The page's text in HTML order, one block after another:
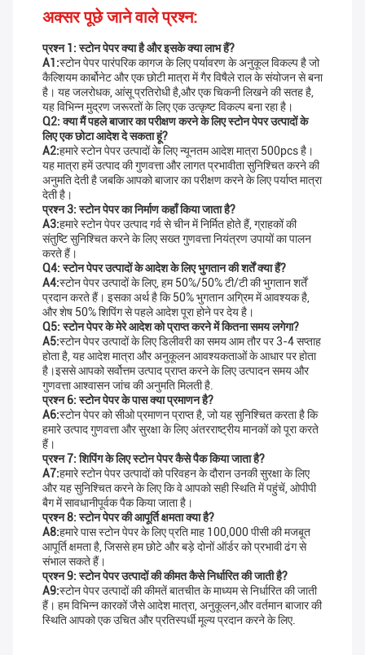
अक्सर पूछे जाने वाले प्रश्न:
प्रश्न 1: स्टोन पेपर क्या है और इसके क्या लाभ हैं?
A1:स्टोन पेपर पारंपरिक कागज के लिए पर्यावरण के अनुकूल विकल्प है जो
कैल्शियम कार्बोनेट और एक छोटी मात्रा में गैर विषैले राल के संयोजन से बना
है। यह जलरोधक, आंसू प्रतिरोधी है,और एक चिकनी लिखने की सतह है,
यह विभिन्न मुद्रण जरूरतों के लिए एक उत्कृष्ट विकल्प बना रहा है।
Q2: क्या मैं पहले बाजार का परीक्षण करने के लिए स्टोन पेपर उत्पादों के
लिए एक छोटा आदेश दे सकता हूं?
A2:हमारे स्टोन पेपर उत्पादों के लिए न्यूनतम आदेश मात्रा 500pcs है।
यह मात्रा हमें उत्पाद की गुणवत्ता और लागत प्रभावीता सुनिश्चित करने की
अनुमति देती है जबकि आपको बाजार का परीक्षण करने के लिए पर्याप्त मात्रा
देती है।
प्रश्न 3: स्टोन पेपर का निर्माण कहाँ किया जाता है?
A3:हमारे स्टोन पेपर उत्पाद गर्व से चीन में निर्मित होते हैं, ग्राहकों की
संतुष्टि सुनिश्चित करने के लिए सख्त गुणवत्ता नियंत्रण उपायों का पालन
करते हैं।
Q4: स्टोन पेपर उत्पादों के आदेश के लिए भुगतान की शर्तें क्या हैं?
A4:स्टोन पेपर उत्पादों के लिए, हम 50%/50% टी/टी की भुगतान शर्तें
प्रदान करते हैं। इसका अर्थ है कि 50% भुगतान अग्रिम में आवश्यक है,
और शेष 50% शिपिंग से पहले आदेश पूरा होने पर देय है।
Q5: स्टोन पेपर के मेरे आदेश को प्राप्त करने में कितना समय लगेगा?
A5:स्टोन पेपर उत्पादों के लिए डिलीवरी का समय आम तौर पर 3-4 सप्ताह
होता है, यह आदेश मात्रा और अनुकूलन आवश्यकताओं के आधार पर होता
है।इससे आपको सर्वोत्तम उत्पाद प्राप्त करने के लिए उत्पादन समय और
गुणवत्ता आश्वासन जांच की अनुमति मिलती है.
प्रश्न 6: स्टोन पेपर के पास क्या प्रमाणन है?
A6:स्टोन पेपर को सीओ प्रमाणन प्राप्त है, जो यह सुनिश्चित करता है कि
हमारे उत्पाद गुणवत्ता और सुरक्षा के लिए अंतरराष्ट्रीय मानकों को पूरा करते
हैं।
प्रश्न 7: शिपिंग के लिए स्टोन पेपर कैसे पैक किया जाता है?
A7:हमारे स्टोन पेपर उत्पादों को परिवहन के दौरान उनकी सुरक्षा के लिए
और यह सुनिश्चित करने के लिए कि वे आपको सही स्थिति में पहुंचें, ओपीपी
बैग में सावधानीपूर्वक पैक किया जाता है।
प्रश्न 8: स्टोन पेपर की आपूर्ति क्षमता क्या है?
A8:हमारे पास स्टोन पेपर के लिए प्रति माह 100,000 पीसी की मजबूत
आपूर्ति क्षमता है, जिससे हम छोटे और बड़े दोनों ऑर्डर को प्रभावी ढंग से
संभाल सकते हैं।
प्रश्न 9: स्टोन पेपर उत्पादों की कीमत कैसे निर्धारित की जाती है?
A9:स्टोन पेपर उत्पादों की कीमतें बातचीत के माध्यम से निर्धारित की जाती
हैं। हम विभिन्न कारकों जैसे आदेश मात्रा, अनुकूलन,और वर्तमान बाजार की
स्थिति आपको एक उचित और प्रतिस्पर्धी मूल्य प्रदान करने के लिए.